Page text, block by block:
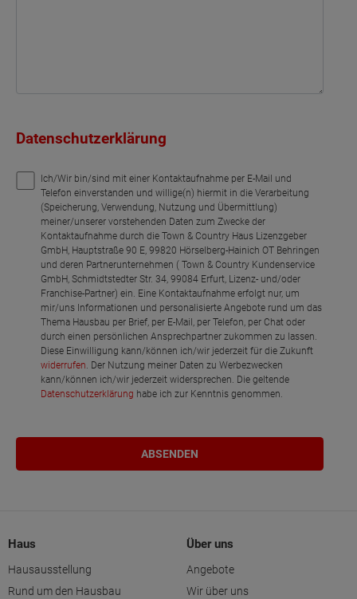
Datenschutzerklärung
Ich/Wir bin/sind mit einer Kontaktaufnahme per E-Mail und
Telefon einverstanden und willige(n) hiermit in die Verarbeitung
(Speicherung, Verwendung, Nutzung und Übermittlung)
meiner/unserer vorstehenden Daten zum Zwecke der
Kontaktaufnahme durch die Town & Country Haus Lizenzgeber
GmbH, Hauptstraße 90 E, 99820 Hörselberg-Hainich OT Behringen
und deren Partnerunternehmen ( Town & Country Kundenservice
GmbH, Schmidtstedter Str. 34, 99084 Erfurt, Lizenz- und/oder
Franchise-Partner) ein. Eine Kontaktaufnahme erfolgt nur, um
mir/uns Informationen und personalisierte Angebote rund um das
Thema Hausbau per Brief, per E-Mail, per Telefon, per Chat oder
durch einen persönlichen Ansprechpartner zukommen zu lassen.
Diese Einwilligung kann/können ich/wir jederzeit für die Zukunft
widerrufen. Der Nutzung meiner Daten zu Werbezwecken
kann/können ich/wir jederzeit widersprechen. Die geltende
Datenschutzerklärung habe ich zur Kenntnis genommen.
Haus
Hausausstellung
Rund um den Hausbau
Über uns
Angebote
Wir über uns